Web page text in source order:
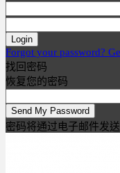
Forgot your password?
找回密码
恢复您的密码
密码将通过电子邮件发送